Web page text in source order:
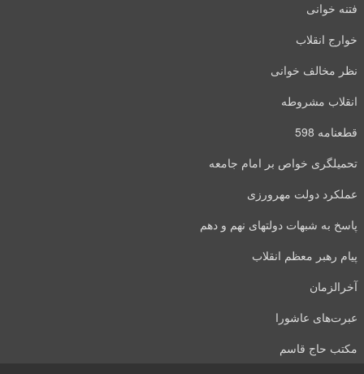
فتنه خوانی
خوارج انقلاب
نظر مخالف خوانی
انقلاب مشروطه
قطعنامه 598
تحمیلگری خواص بر امام جامعه
عملکرد دولت مهرورزی
پاسخ به شبهات دولتهای نهم و دهم
پیام رهبر معظم انقلاب
آخرالزمان
عبرت‌های عاشورا
مکتب حاج قاسم